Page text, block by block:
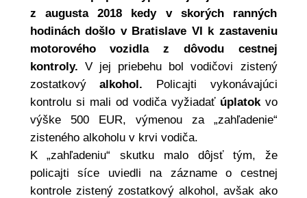
z augusta 2018 kedy v skorých ranných
hodinách došlo v Bratislave VI k zastaveniu
motorového vozidla z dôvodu cestnej
kontroly. V jej priebehu bol vodičovi zistený
zostatkovýalkohol. Policajti vykonávajúci
kontrolu si mali od vodiča vyžiadať úplatokvo
výške 500 EUR, výmenou za „zahľadenie“
zisteného alkoholu v krvi vodiča.
K „zahľadeniu“ skutku malo dôjsť tým, že
policajti síce uviedli na zázname o cestnej
kontrole zistený zostatkový alkohol, avšak ako